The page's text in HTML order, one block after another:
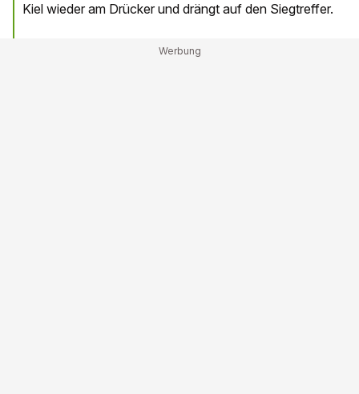
Kiel wieder am Drücker und drängt auf den Siegtreffer.